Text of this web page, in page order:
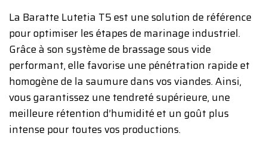
La Baratte Lutetia T5 est une solution de référence
pour optimiser les étapes de marinage industriel.
Grâce à son système de brassage sous vide
performant, elle favorise une pénétration rapide et
homogène de la saumure dans vos viandes. Ainsi,
vous garantissez une tendreté supérieure, une
meilleure rétention d’humidité et un goût plus
intense pour toutes vos productions.